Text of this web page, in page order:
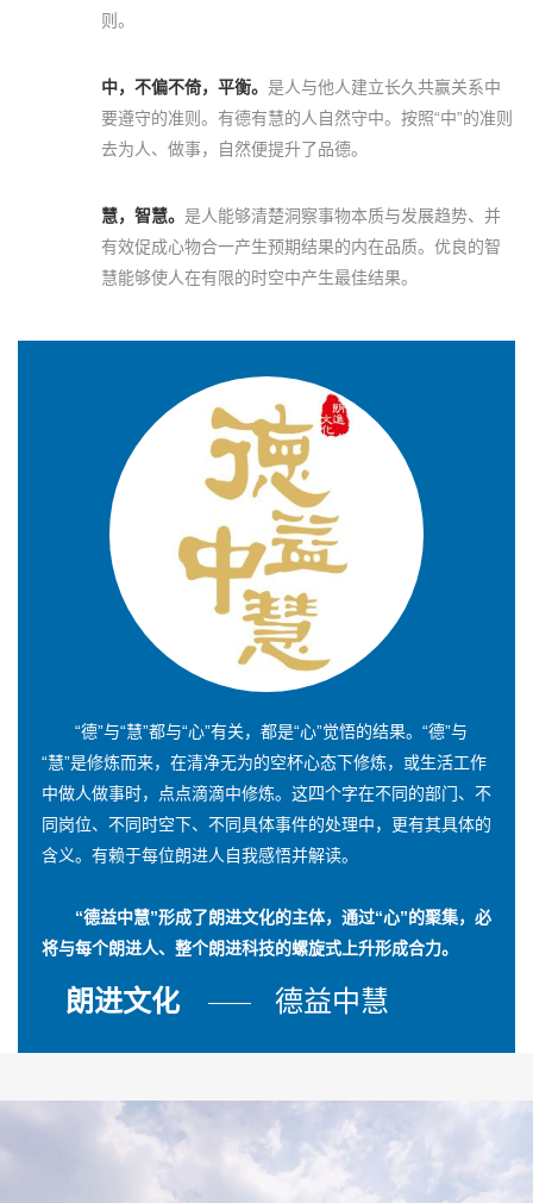
则。
中，不偏不倚，平衡。 是人与他人建立长久共赢关系中
要遵守的准则。有德有慧的人自然守中。按照“中”的准则
去为人、做事，自然便提升了品德。
慧，智慧。 是人能够清楚洞察事物本质与发展趋势、并
有效促成心物合一产生预期结果的内在品质。优良的智
慧能够使人在有限的时空中产生最佳结果。
“德”与“慧”都与“心”有关，都是“心”觉悟的结果。“德”与
“慧”是修炼而来，在清净无为的空杯心态下修炼，或生活工作
中做人做事时，点点滴滴中修炼。这四个字在不同的部门、不
同岗位、不同时空下、不同具体事件的处理中，更有其具体的
含义。有赖于每位朗进人自我感悟并解读。
“德益中慧”形成了朗进文化的主体，通过“心”的聚集，必
将与每个朗进人、整个朗进科技的螺旋式上升形成合力。
朗进文化 德益中慧